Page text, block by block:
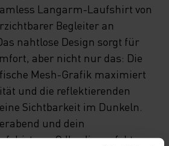
Langarm-Laufshirt von
Begleiter an
nahtlose Design sorgt für
aber nicht nur das: Die
Mesh-Grafik maximiert
und die reflektierenden
Sichtbarkeit im Dunkeln.
und dein
von Odlo: die perfekte